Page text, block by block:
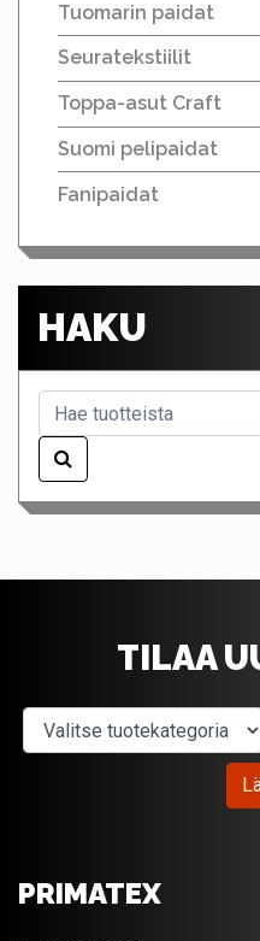
Tuomarin paidat
Seuratekstiilit
Toppa-asut Craft
Suomi pelipaidat
Fanipaidat
HAKU
TILAA
Valitse
PRIMATEX